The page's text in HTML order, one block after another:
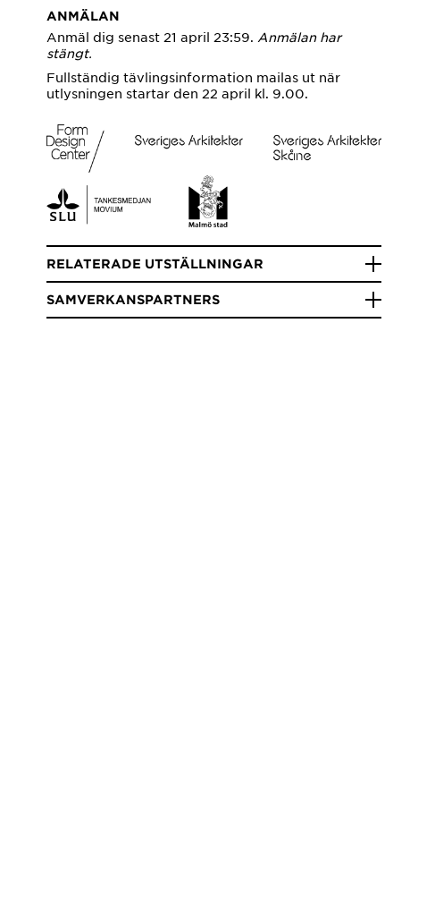
ANMÄLAN
Anmäl dig senast 21 april 23:59. Anmälan har
stängt.
Fullständig tävlingsinformation mailas ut när
utlysningen startar den 22 april kl. 9.00.
RELATERADE UTSTÄLLNINGAR
SAMVERKANSPARTNERS